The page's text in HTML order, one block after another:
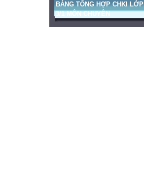
BẢNG TỔNG HỢP CHKI LỚP
3/1 MÔN CHUYÊN